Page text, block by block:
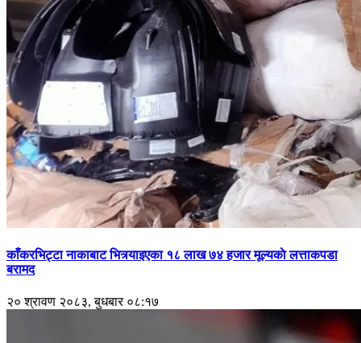
काँकरभिट्टा नाकाबाट भित्र्याइएका १८ लाख ७४ हजार मूल्यकाे लत्ताकपडा
बरामद
२० श्रावण २०८३, बुधबार ०८:१७